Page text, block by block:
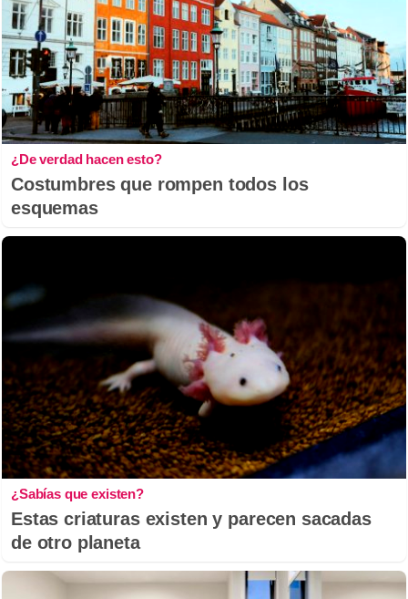
¿De verdad hacen esto?
Costumbres que rompen todos los
esquemas
¿Sabías que existen?
Estas criaturas existen y parecen sacadas
de otro planeta